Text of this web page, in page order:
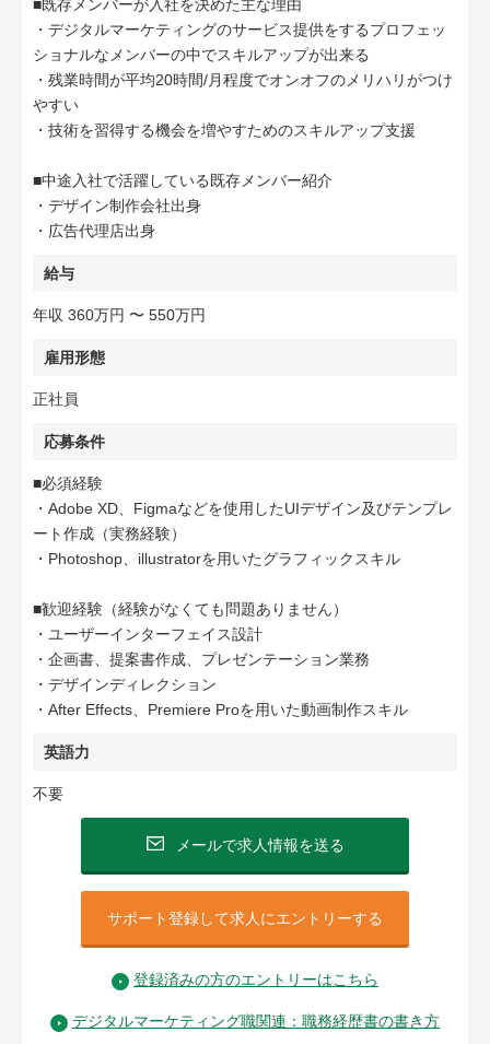
■既存メンバーが入社を決めた主な理由
・デジタルマーケティングのサービス提供をするプロフェッ
ショナルなメンバーの中でスキルアップが出来る
・残業時間が平均20時間/月程度でオンオフのメリハリがつけ
やすい
・技術を習得する機会を増やすためのスキルアップ支援
■中途入社で活躍している既存メンバー紹介
・デザイン制作会社出身
・広告代理店出身
給与
年収 360万円 〜 550万円
雇用形態
正社員
応募条件
■必須経験
・Adobe XD、Figmaなどを使用したUIデザイン及びテンプレ
ート作成（実務経験）
・Photoshop、illustratorを用いたグラフィックスキル
■歓迎経験（経験がなくても問題ありません）
・ユーザーインターフェイス設計
・企画書、提案書作成、プレゼンテーション業務
・デザインディレクション
・After Effects、Premiere Proを用いた動画制作スキル
英語力
不要
メールで求人情報を送る
サポート登録して求人にエントリーする
登録済みの方のエントリーはこちら
デジタルマーケティング職関連：職務経歴書の書き方